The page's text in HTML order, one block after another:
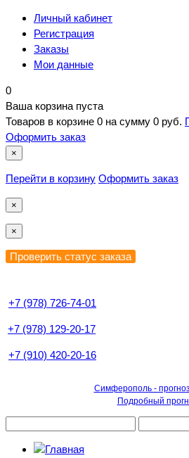
Личный кабинет
Регистрация
Заказы
Мои данные
0
Ваша корзина пуста
Товаров в корзине 0 на сумму 0 руб.
Оформить заказ
×
Перейти в корзину Оформить заказ
×
×
+7 (978) 726-74-01
+7 (978) 129-20-17
+7 (910) 420-20-16
Симферополь -
Подробный